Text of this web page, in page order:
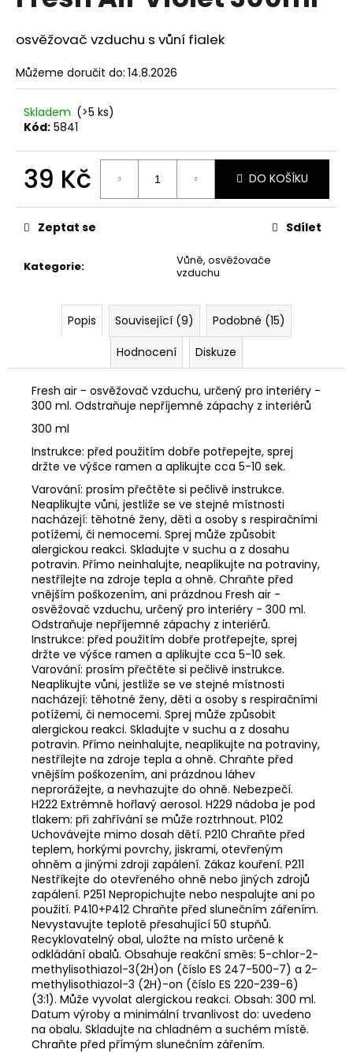
5
osvěžovač vzduchu s vůní fialek
Můžeme doručit do: 14.8.2026
Skladem (>5 ks)
Kód: 5841
39 Kč
cena:
DO KOŠÍKU
Kategorie:
Vůně, osvěžovače
vzduchu
Zeptat se Sdílet
Popis Související (9)
Podobné (15)
Hodnocení
Diskuze
Fresh air - osvěžovač vzduchu, určený pro interiéry -
300 ml. Odstraňuje nepříjemné zápachy z interiérů
300 ml
Instrukce: před použitím dobře potřepejte, sprej
držte ve výšce ramen a aplikujte cca 5-10 sek.
Varování: prosím přečtěte si pečlivě instrukce.
Neaplikujte vůni, jestliže se ve stejné místnosti
nacházejí: těhotné ženy, děti a osoby s respiračními
potížemi, či nemocemi. Sprej může způsobit
alergickou reakci. Skladujte v suchu a z dosahu
potravin. Přímo neinhalujte, neaplikujte na potraviny,
nestřílejte na zdroje tepla a ohně. Chraňte před
vnějším poškozením, ani prázdnou Fresh air -
osvěžovač vzduchu, určený pro interiéry - 300 ml.
Odstraňuje nepříjemné zápachy z interiérů.
Instrukce: před použitím dobře protřepejte, sprej
držte ve výšce ramen a aplikujte cca 5-10 sek.
Varování: prosím přečtěte si pečlivě instrukce.
Neaplikujte vůni, jestliže se ve stejné místnosti
nacházejí: těhotné ženy, děti a osoby s respiračními
potížemi, či nemocemi. Sprej může způsobit
alergickou reakci. Skladujte v suchu a z dosahu
potravin. Přímo neinhalujte, neaplikujte na potraviny,
nestřílejte na zdroje tepla a ohně. Chraňte před
vnějším poškozením, ani prázdnou láhev
neprorážejte, a nevhazujte do ohně. Nebezpečí.
H222 Extrémně hořlavý aerosol. H229 nádoba je pod
tlakem: při zahřívání se může roztrhnout. P102
Uchovávejte mimo dosah dětí. P210 Chraňte před
teplem, horkými povrchy, jiskrami, otevřeným
ohněm a jinými zdroji zapálení. Zákaz kouření. P211
Nestříkejte do otevřeného ohně nebo jiných zdrojů
zapálení. P251 Nepropichujte nebo nespalujte ani po
použití. P410+P412 Chraňte před slunečním zářením.
Nevystavujte teplotě přesahující 50 stupňů.
Recyklovatelný obal, uložte na místo určené k
odkládání obalů. Obsahuje reakční směs: 5-chlor-2-
methylisothiazol-3(2H)on (číslo ES 247-500-7) a 2-
methylisothiazol-3 (2H)-on (číslo ES 220-239-6)
(3:1). Může vyvolat alergickou reakci. Obsah: 300 ml.
Datum výroby a minimální trvanlivost do: uvedeno
na obalu. Skladujte na chladném a suchém místě.
Chraňte před přímým slunečním zářením.
j
t
?
HLEDAT
o
u
m
BEZEŠVÉ
THERMO
LEGÍNY
GREENICE
149
Kč
Původně:
249